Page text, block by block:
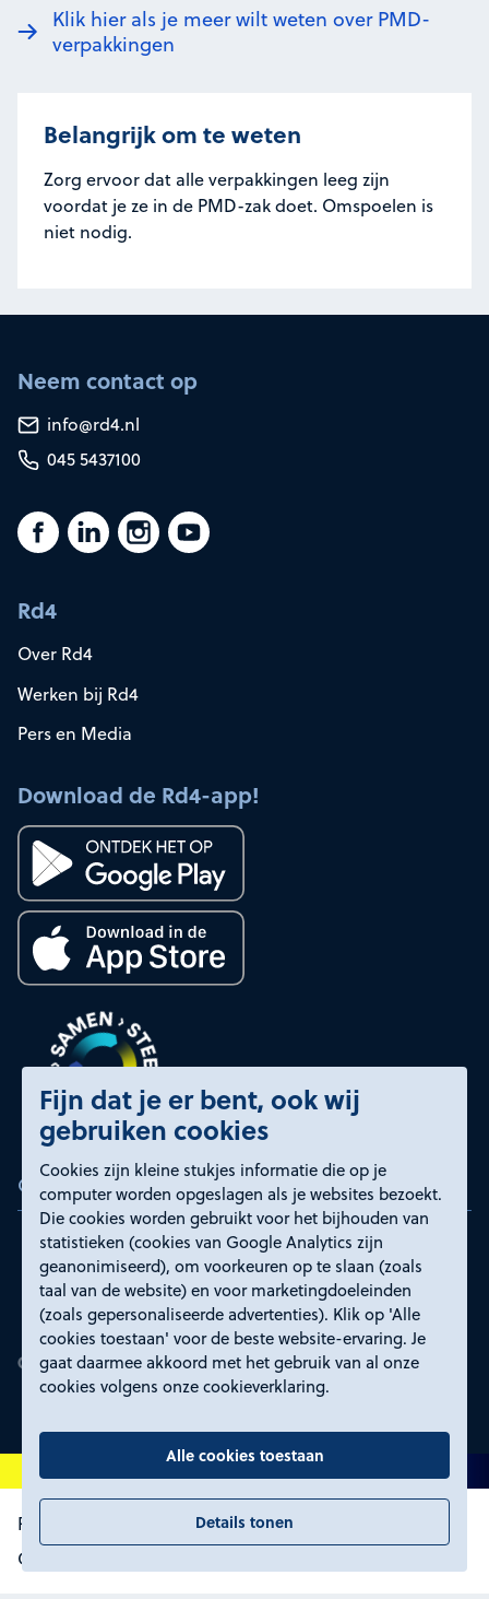
Fijn dat je er bent, ook wij
gebruiken cookies
Cookies zijn kleine stukjes informatie die op je
computer worden opgeslagen als je websites bezoekt.
Die cookies worden gebruikt voor het bijhouden van
statistieken (cookies van Google Analytics zijn
geanonimiseerd), om voorkeuren op te slaan (zoals
taal van de website) en voor marketingdoeleinden
(zoals gepersonaliseerde advertenties). Klik op 'Alle
cookies toestaan' voor de beste website-ervaring. Je
gaat daarmee akkoord met het gebruik van al onze
cookies volgens onze cookieverklaring.
Alle cookies toestaan
Details tonen
Klik hier als je meer wilt weten over PMD-
verpakkingen
Belangrijk om te weten
Zorg ervoor dat alle verpakkingen leeg zijn
voordat je ze in de PMD-zak doet. Omspoelen is
niet nodig.
Neem contact op
info@rd4.nl
045 5437100
Rd4
Over Rd4
Werken bij Rd4
Pers en Media
Download de Rd4-app!
Certificeringen
Proclaimer en toegankelijkheid
Privacyverklaring
Certificeringen